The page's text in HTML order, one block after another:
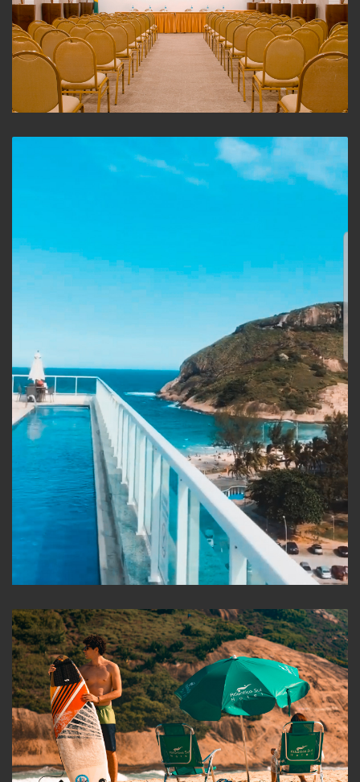
Sala de Convenção
Piscina